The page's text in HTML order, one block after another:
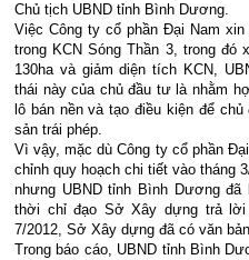
Chủ tịch UBND tỉnh Bình Dương.
Việc Công ty cổ phần Đại Nam
trong KCN Sóng Thần 3, trong
130ha và giảm diện tích KCN,
thái này của chủ đầu tư là nhằm
lô bán nền và tạo điều kiện để
sản trái phép.
Vì vậy, mặc dù Công ty cổ phần
chỉnh quy hoạch chi tiết vào tháng
nhưng UBND tỉnh Bình Dương đã
thời chỉ đạo Sở Xây dựng trả lời
7/2012, Sở Xây dựng đã có văn
Trong báo cáo, UBND tỉnh Bình